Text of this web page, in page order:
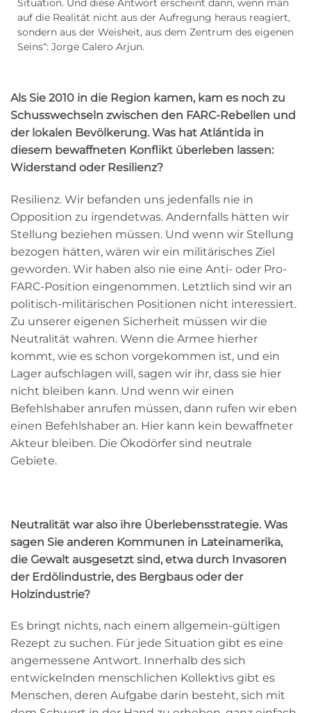
Situation. Und diese Antwort erscheint dann, wenn man
auf die Realität nicht aus der Aufregung heraus reagiert,
sondern aus der Weisheit, aus dem Zentrum des eigenen
Seins“: Jorge Calero Arjun.
Als Sie 2010 in die Region kamen, kam es noch zu
Schusswechseln zwischen den FARC-Rebellen und
der lokalen Bevölkerung. Was hat Atlántida in
diesem bewaffneten Konflikt überleben lassen:
Widerstand oder Resilienz?
Resilienz. Wir befanden uns jedenfalls nie in
Opposition zu irgendetwas. Andernfalls hätten wir
Stellung beziehen müssen. Und wenn wir Stellung
bezogen hätten, wären wir ein militärisches Ziel
geworden. Wir haben also nie eine Anti- oder Pro-
FARC-Position eingenommen. Letztlich sind wir an
politisch-militärischen Positionen nicht interessiert.
Zu unserer eigenen Sicherheit müssen wir die
Neutralität wahren. Wenn die Armee hierher
kommt, wie es schon vorgekommen ist, und ein
Lager aufschlagen will, sagen wir ihr, dass sie hier
nicht bleiben kann. Und wenn wir einen
Befehlshaber anrufen müssen, dann rufen wir eben
einen Befehlshaber an. Hier kann kein bewaffneter
Akteur bleiben. Die Ökodörfer sind neutrale
Gebiete.
Neutralität war also ihre Überlebensstrategie. Was
sagen Sie anderen Kommunen in Lateinamerika,
die Gewalt ausgesetzt sind, etwa durch Invasoren
der Erdölindustrie, des Bergbaus oder der
Holzindustrie?
Es bringt nichts, nach einem allgemein-gültigen
Rezept zu suchen. Für jede Situation gibt es eine
angemessene Antwort. Innerhalb des sich
entwickelnden menschlichen Kollektivs gibt es
Menschen, deren Aufgabe darin besteht, sich mit